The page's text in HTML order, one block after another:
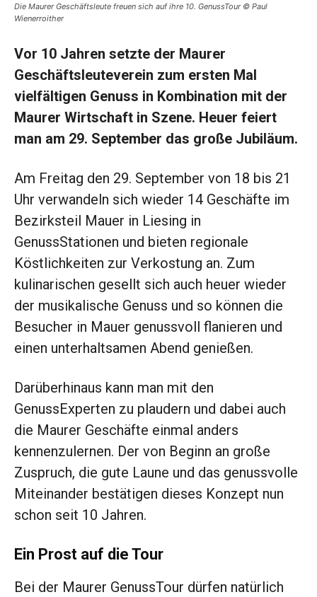
Die Maurer Geschäftsleute freuen sich auf ihre 10. GenussTour © Paul
Wienerroither
Vor 10 Jahren setzte der Maurer
Geschäftsleuteverein zum ersten Mal
vielfältigen Genuss in Kombination mit der
Maurer Wirtschaft in Szene. Heuer feiert
man am 29. September das große Jubiläum.
Am Freitag den 29. September von 18 bis 21
Uhr verwandeln sich wieder 14 Geschäfte im
Bezirksteil Mauer in Liesing in
GenussStationen und bieten regionale
Köstlichkeiten zur Verkostung an. Zum
kulinarischen gesellt sich auch heuer wieder
der musikalische Genuss und so können die
Besucher in Mauer genussvoll flanieren und
einen unterhaltsamen Abend genießen.
Darüberhinaus kann man mit den
GenussExperten zu plaudern und dabei auch
die Maurer Geschäfte einmal anders
kennenzulernen. Der von Beginn an große
Zuspruch, die gute Laune und das genussvolle
Miteinander bestätigen dieses Konzept nun
schon seit 10 Jahren.
Ein Prost auf die Tour
Bei der Maurer GenussTour dürfen natürlich